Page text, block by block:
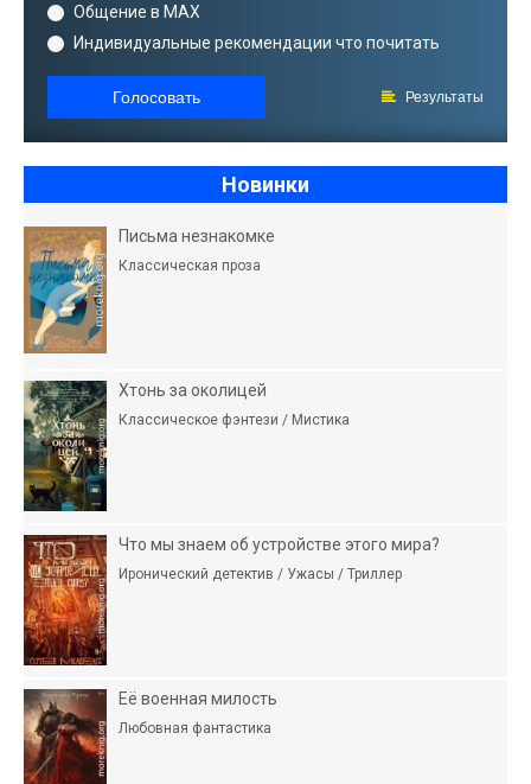
Общение в MAX
Индивидуальные рекомендации что почитать
Голосовать Результаты
Новинки
Письма незнакомке
Классическая проза
Хтонь за околицей
Классическое фэнтези / Мистика
Что мы знаем об устройстве этого мира?
Иронический детектив / Ужасы / Триллер
Её военная милость
Любовная фантастика